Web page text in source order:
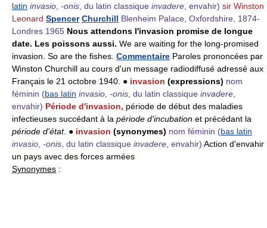
latin invasio -onis , du latin classique invadere , envahir) sir Winston
Leonard Spencer Churchill Blenheim Palace, Oxfordshire, 1874-
Londres 1965 Nous attendons l'invasion promise de longue
date. Les poissons aussi. We are waiting for the long-promised
invasion. So are the fishes. Commentaire Paroles prononcées par
Winston Churchill au cours d'un message radiodiffusé adressé aux
Français le 21 octobre 1940. ● invasion (expressions) nom
féminin (bas latin invasio -onis , du latin classique invadere
envahir) Période d'invasion, période de début des maladies
infectieuses succédant à la période d'incubation et précédant la
période d'état. ● invasion (synonymes) nom féminin (bas latin
invasio -onis , du latin classique invadere , envahir) Action d'envahir
un pays avec des forces armées
Synonymes :